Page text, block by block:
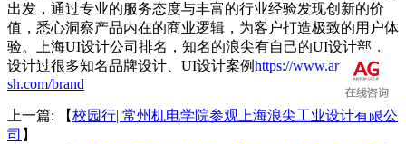
出发，通过专业的服务态度与丰富的行业经验发现创新的价
值，悉心洞察产品内在的商业逻辑，为客户打造极致的用户体
验。
上海UI设计公司排名，知名的浪尖有自己的UI设计部，
设计过很多知名品牌设计、UI设计案例https://www.artop-
sh.com/brand
上一篇: 【校园行| 常州机电学院参观上海浪尖工业设计有限公
司 】